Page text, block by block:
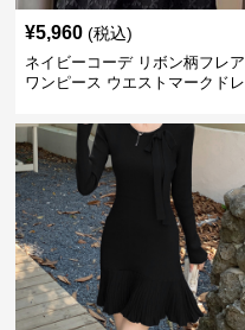
¥5,960 (税込)
ネイビーコーデ リボン柄フレア
ワンピース ウエストマークドレ